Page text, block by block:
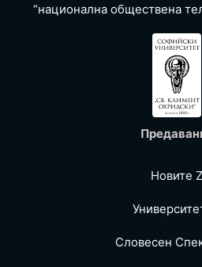
“национална обществена
Новите Z
Словесен